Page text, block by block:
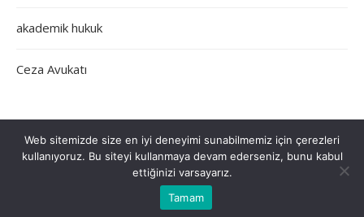
akademik hukuk
Ceza Avukatı
Gizlilik Politikası Hakkımızda
Tüm Hakları Saklıdır © 2022
Web sitemizde size en iyi deneyimi sunabilmemiz için çerezleri
kullanıyoruz. Bu siteyi kullanmaya devam ederseniz, bunu kabul
ettiğinizi varsayarız.
Tamam